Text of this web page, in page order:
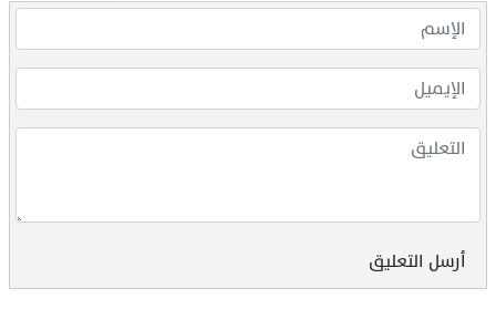
أرسل التعليق